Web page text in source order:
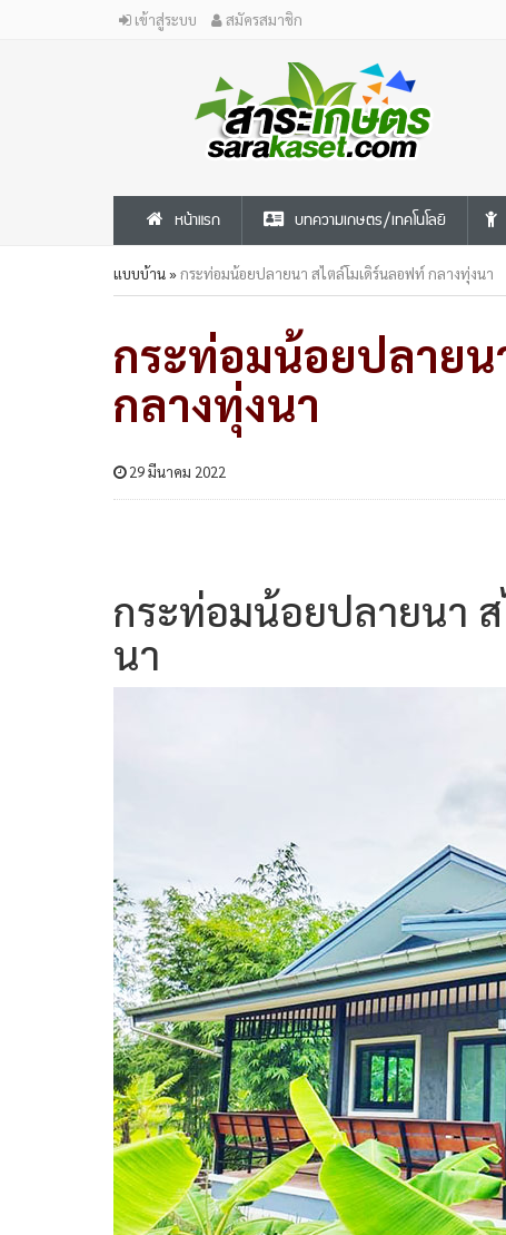
เข้าสู่ระบบ สมัครสมาชิก
หน้าแรก บทความเกษตร/เทคโนโลยี
แบบบ้าน»กระท่อมน้อยปลายนา สไตล์โมเดิร์นลอฟท์ กลางทุ่งนา
กระท่อมน้อยปลายน
กลางทุ่งนา
29 มีนาคม 2022
กระท่อมน้อยปลายนา
นา